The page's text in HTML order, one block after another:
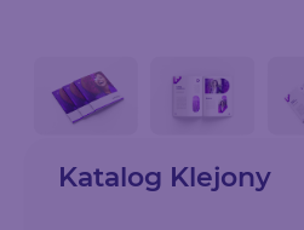
Katalog Klejony